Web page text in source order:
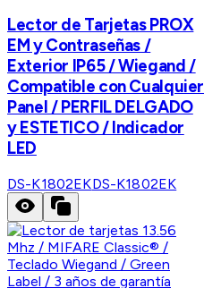
Lector de Tarjetas PROX
EM y Contraseñas /
Exterior IP65 / Wiegand /
Compatible con Cualquier
Panel / PERFIL DELGADO
y ESTETICO / Indicador
LED
DS-K1802EKDS-K1802EK